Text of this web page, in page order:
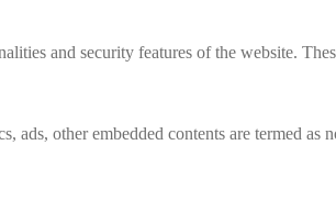
and security features of the website.
other embedded contents are termed as